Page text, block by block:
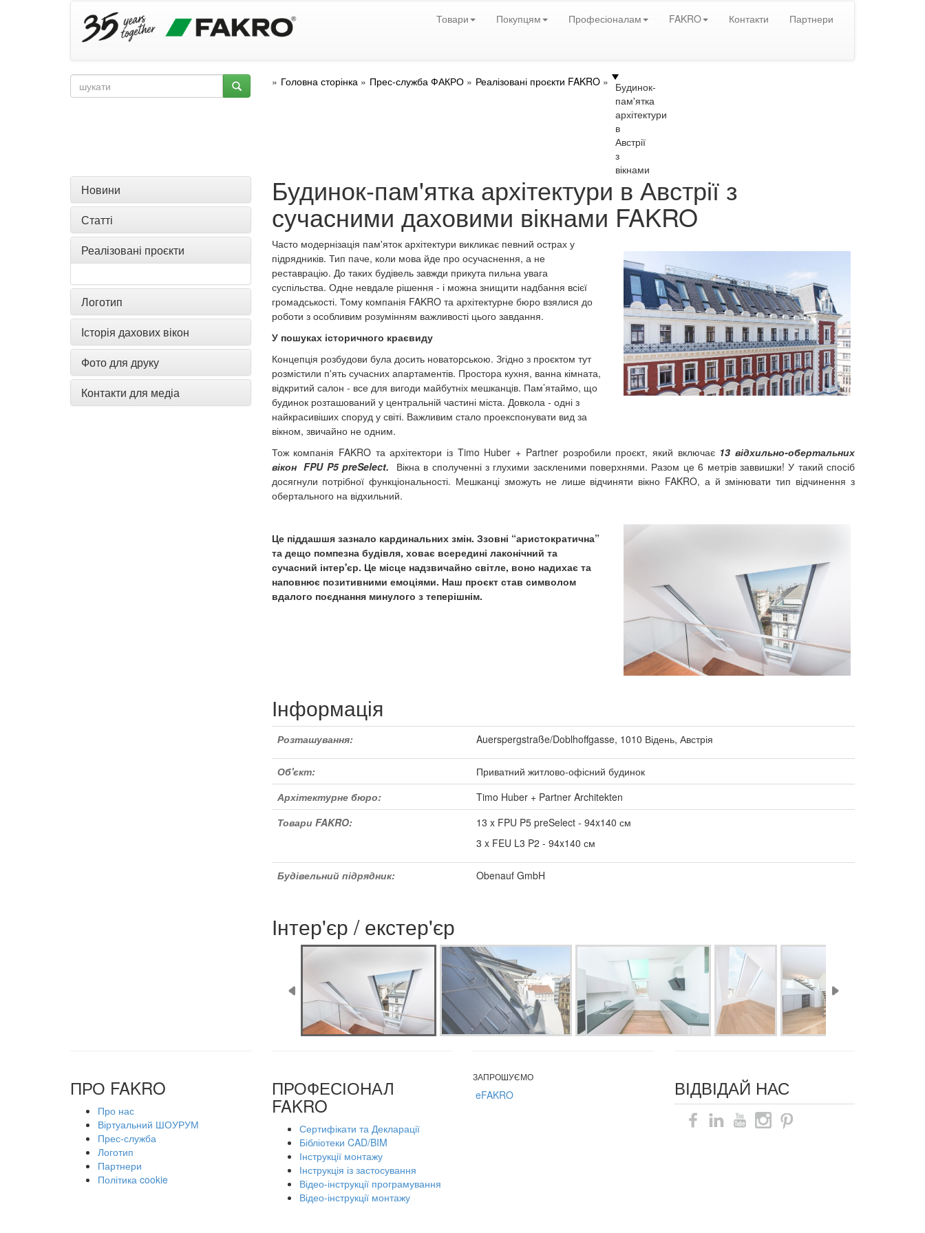
Товари Покупцям Професіоналам FAKRO Контакти Партнери
Головна сторінка Прес-служба ФАКРО Реалізовані проєкти FAKRO
Будинок-
пам'ятка
архітектури
в
Австрії
з
вікнами
Новини
Статті
Реалізовані проєкти
Логотип
Історія дахових вікон
Фото для друку
Контакти для медіа
Будинок-пам'ятка архітектури в Австрії з
сучасними даховими вікнами FAKRO
Часто модернізація пам'яток архітектури викликає певний острах у
підрядників. Тип паче, коли мова йде про осучаснення, а не
реставрацію. До таких будівель завжди прикута пильна увага
суспільства. Одне невдале рішення - і можна знищити надбання всієї
громадськості. Тому компанія FAKRO та архітектурне бюро взялися до
роботи з особливим розумінням важливості цього завдання.
У пошуках історичного краєвиду
Концепція розбудови була досить новаторською. Згідно з проєктом тут
розмістили п'ять сучасних апартаментів. Простора кухня, ванна кімната,
відкритий салон - все для вигоди майбутніх мешканців. Пам’ятаймо, що
будинок розташований у центральній частині міста. Довкола - одні з
найкрасивіших споруд у світі. Важливим стало проекспонувати вид за
вікном, звичайно не одним.
Тож компанія FAKRO та архітектори із Timo Huber + Partner розробили проєкт, який включає 13 відхильно-обертальних
вікон FPU P5 preSelect. Вікна в сполученні з глухими заскленими поверхнями. Разом це 6 метрів заввишки! У такий спосіб
досягнули потрібної функціональності. Мешканці зможуть не лише відчиняти вікно FAKRO, а й змінювати тип відчинення з
обертального на відхильний.
Це піддашшя зазнало кардинальних змін. Ззовні “аристократична”
та дещо помпезна будівля, ховає всередині лаконічний та
сучасний інтер'єр. Це місце надзвичайно світле, воно надихає та
наповнює позитивними емоціями. Наш проєкт став символом
вдалого поєднання минулого з теперішнім.
Інформація
Розташування: Auerspergstraße/Doblhoffgasse, 1010 Відень, Австрія
Об'єкт:
Приватний житлово-офісний будинок
Архітектурне бюро:
Timo Huber + Partner Architekten
Товари FAKRO:
13 x FPU P5 preSelect - 94x140 см
3 x FEU L3 P2 - 94x140 см
Будівельний підрядник: Obenauf GmbH
Інтер'єр / екстер'єр
ПРО FAKRO
Про нас
Віртуальний ШОУРУМ
Прес-служба
Логотип
Партнери
Політика cookie
ПРОФЕСІОНАЛ
FAKRO
Сертифікати та Декларації
Бібліотеки CAD/BIM
Інструкції монтажу
Інструкція із застосування
Відео-інструкції програмування
Відео-інструкції монтажу
ЗАПРОШУЄМО
eFAKRO ВІДВІДАЙ НАС